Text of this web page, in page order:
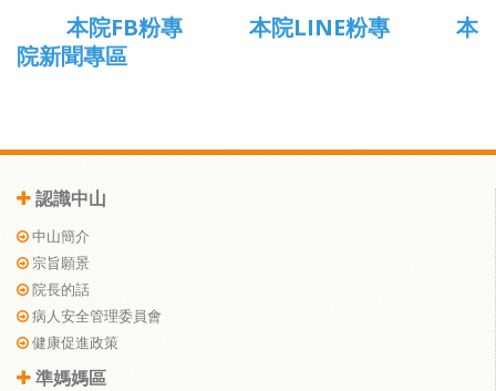
本院FB粉專 本院LINE粉專
本
院新聞專區
認識中山
中山簡介
宗旨願景
院長的話
病人安全管理委員會
健康促進政策
準媽媽區